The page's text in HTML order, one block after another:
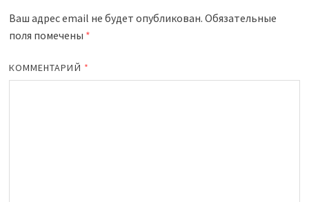
Ваш адрес email не будет опубликован. Обязательные
поля помечены *
КОММЕНТАРИЙ *